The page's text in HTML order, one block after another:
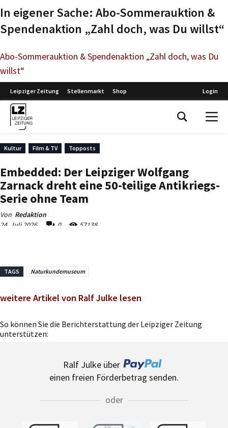
In eigener Sache: Abo-Sommerauktion &
Spendenaktion „Zahl doch, was Du willst“
Abo-Sommerauktion & Spendenaktion „Zahl doch, was Du
willst“
TAGS Naturkundemuseum
weitere Artikel von Ralf Julke lesen
So können Sie die Berichterstattung der Leipziger Zeitung
unterstützen:
Ralf Julke über
einen freien Förderbetrag senden.
oder